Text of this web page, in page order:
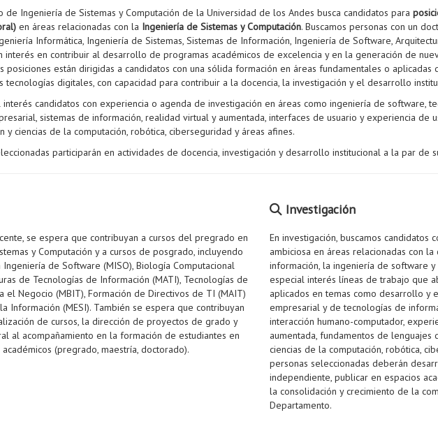
de Ingeniería de Sistemas y Computación de la Universidad de los Andes busca candidatos para
en áreas relacionadas con la Ingeniería de Sistemas y Computación. Buscamos personas con un
Informática, Ingeniería de Sistemas, Sistemas de Información, Ingeniería de Software,
interés en contribuir al desarrollo de programas académicos de excelencia y en la generación de
posiciones están dirigidas a candidatos con una sólida formación en áreas fundamentales o aplicadas
tecnologías digitales, con capacidad para contribuir a la docencia, la investigación y el desarrollo
candidatos con experiencia o agenda de investigación en áreas como ingeniería de software,
sistemas de información, realidad virtual y aumentada, interfaces de usuario y experiencia de
y ciencias de la computación, robótica, ciberseguridad y áreas afines.
participarán en actividades de docencia, investigación y desarrollo institucional a la par de
se espera que contribuyan a cursos del pregrado en
y Computación y a cursos de posgrado, incluyendo
Ingeniería de Software (MISO), Biología Computacional
de Tecnologías de Información (MATI), Tecnologías de
el Negocio (MBIT), Formación de Directivos de TI (MAIT)
Información (MESI). También se espera que contribuyan
de cursos, la dirección de proyectos de grado y
al acompañamiento en la formación de estudiantes en
(pregrado, maestría, doctorado).
Investigación
En investigación, buscamos candidatos
ambiciosa en áreas relacionadas con
información, la ingeniería de software
especial interés líneas de trabajo que
aplicados en temas como desarrollo y
empresarial y de tecnologías de
interacción humano-computador,
aumentada, fundamentos de
ciencias de la computación, robótica,
personas seleccionadas deberán
independiente, publicar en espacios
la consolidación y crecimiento de la
Departamento.